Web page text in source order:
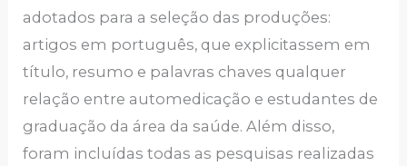
adotados para a seleção das produções:
artigos em português, que explicitassem em
título, resumo e palavras chaves qualquer
relação entre automedicação e estudantes de
graduação da área da saúde. Além disso,
foram incluídas todas as pesquisas realizadas